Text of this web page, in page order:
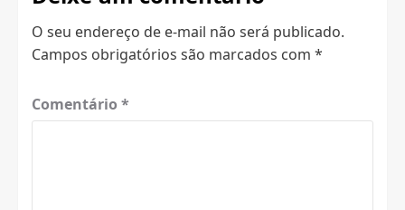
O seu endereço de e-mail não será publicado.
Campos obrigatórios são marcados com *
Comentário *